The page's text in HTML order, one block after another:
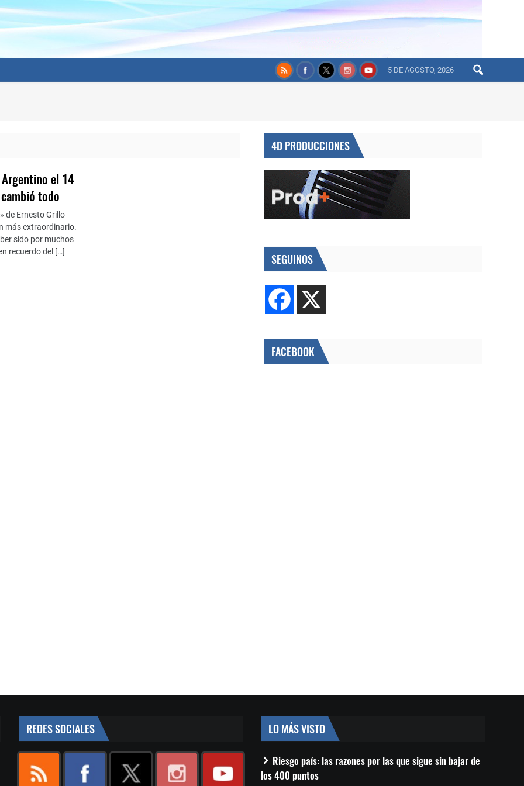
5 DE AGOSTO, 2026
el 14
todo
de Ernesto Grillo
más extraordinario.
sido por muchos
recuerdo del […]
4D PRODUCCIONES
SEGUINOS
FACEBOOK
REDES SOCIALES LO MÁS VISTO
Riesgo país: las razones por las que sigue sin bajar de
los 400 puntos